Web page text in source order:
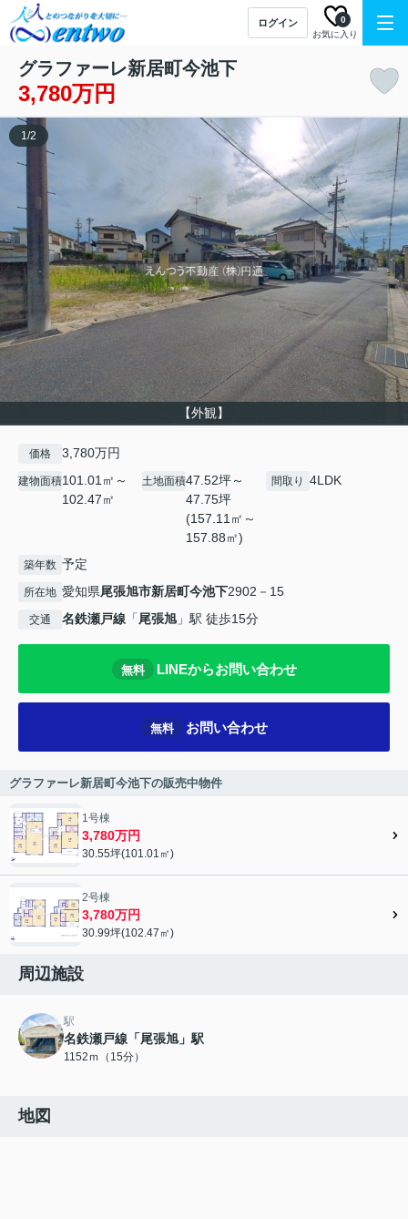
ログイン
お気に入り
0
グラファーレ新居町今池下
3,780万円
【外観】
1/2
価格 3,780万円
建物面積101.01㎡～
102.47㎡
土地面積47.52坪～
47.75坪
(157.11㎡～
157.88㎡)
間取り 4LDK
築年数 予定
所在地 愛知県尾張旭市新居町今池下2902－15
交通 名鉄瀬戸線 「尾張旭 」駅 徒歩15分
無料 LINEからお問い合わせ
無料 お問い合わせ
グラファーレ新居町今池下の販売中物件
1号棟
3,780万円
30.55坪(101.01㎡)
2号棟
3,780万円
30.99坪(102.47㎡)
周辺施設
駅
名鉄瀬戸線「尾張旭」駅
1152ｍ（15分）
地図